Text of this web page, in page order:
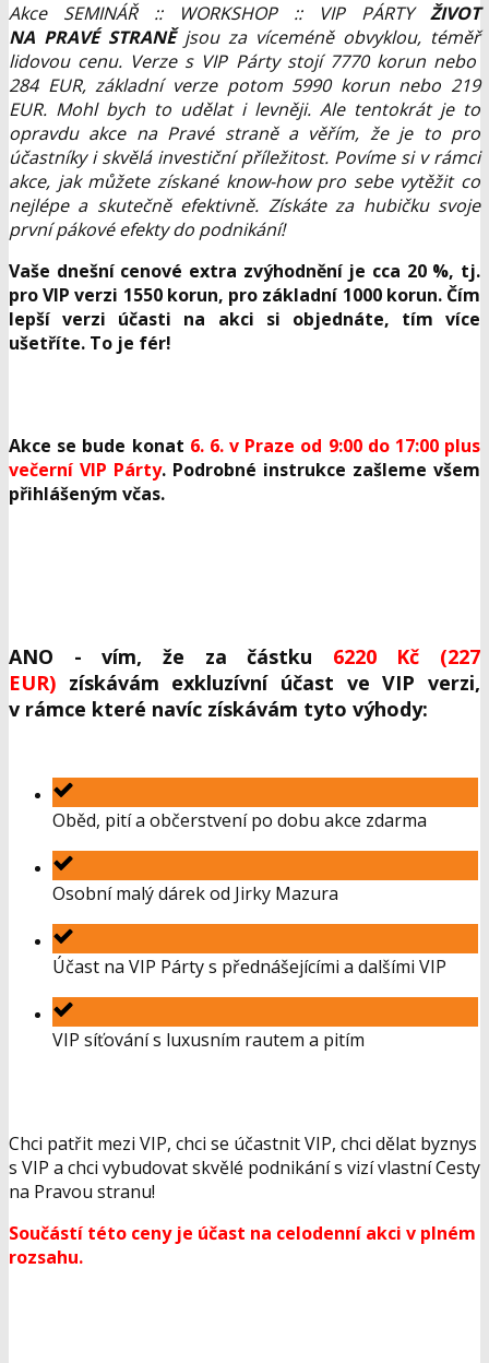
Akce SEMINÁŘ :: WORKSHOP :: VIP PÁRTY ŽIVOT
NA PRAVÉ STRANĚjsou za víceméně obvyklou, téměř
lidovou cenu. Verze s VIP Párty stojí 7770 korun nebo
284 EUR, základní verze potom 5990 korun nebo 219
EUR. Mohl bych to udělat i levněji. Ale tentokrát je to
opravdu akce na Pravé straně a věřím, že je to pro
účastníky i skvělá investiční příležitost. Povíme si v rámci
akce, jak můžete získané know-how pro sebe vytěžit co
nejlépe a skutečně efektivně. Získáte za hubičku svoje
první pákové efekty do podnikání!
Vaše dnešní cenové extra zvýhodnění je cca 20 %, tj.
pro VIP verzi 1550 korun, pro základní 1000 korun. Čím
lepší verzi účasti na akci si objednáte, tím více
ušetříte. To je fér!
Akce se bude konat 6. 6. v Praze od 9:00 do 17:00 plus
večerní VIP Párty. Podrobné instrukce zašleme všem
přihlášeným včas.
ANO - vím, že za částku 6220 Kč (227
EUR) získávám exkluzívní účast ve VIP verzi,
v rámce které navíc získávám tyto výhody:
Oběd, pití a občerstvení po dobu akce zdarma
Osobní malý dárek od Jirky Mazura
Účast na VIP Párty s přednášejícími a dalšími VIP
VIP síťování s luxusním rautem a pitím
Chci patřit mezi VIP, chci se účastnit VIP, chci dělat byznys
s VIP a chci vybudovat skvělé podnikání s vizí vlastní Cesty
na Pravou stranu!
Součástí této ceny je účast na celodenní akci v plném
rozsahu.